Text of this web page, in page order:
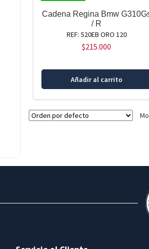
DISPONIBLE
Cadena Regina Bmw
/ R
REF: 520EB ORO 120
$215.000
Añadir al carrito